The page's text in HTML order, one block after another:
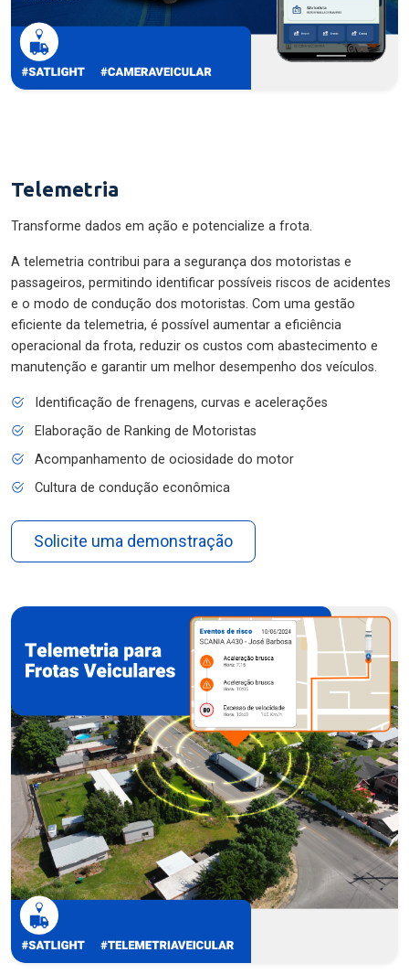
Telemetria
Transforme dados em ação e potencialize a frota.
A telemetria contribui para a segurança dos motoristas e
passageiros, permitindo identificar possíveis riscos de acidentes
e o modo de condução dos motoristas. Com uma gestão
eficiente da telemetria, é possível aumentar a eficiência
operacional da frota, reduzir os custos com abastecimento e
manutenção e garantir um melhor desempenho dos veículos.
Identificação de frenagens, curvas e acelerações
Elaboração de Ranking de Motoristas
Acompanhamento de ociosidade do motor
Cultura de condução econômica
Solicite uma demonstração